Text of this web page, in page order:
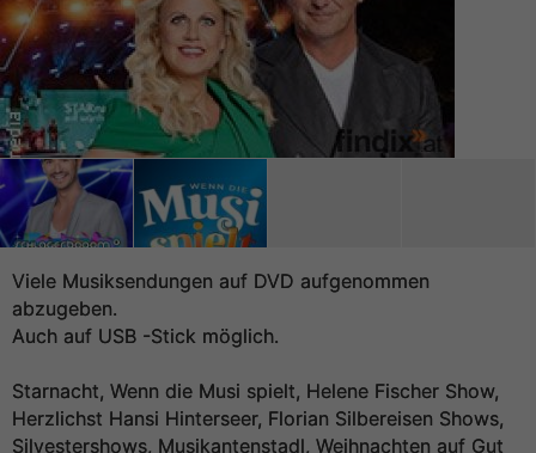
Viele Musiksendungen auf DVD aufgenommen
abzugeben.
Auch auf USB -Stick möglich.
Starnacht, Wenn die Musi spielt, Helene Fischer Show,
Herzlichst Hansi Hinterseer, Florian Silbereisen Shows,
Silvestershows, Musikantenstadl, Weihnachten auf Gut